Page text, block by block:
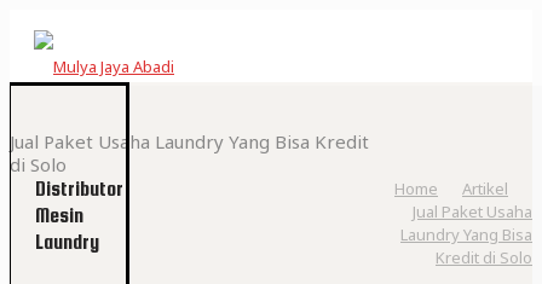
Jual Paket Usaha Laundry Yang Bisa Kredit
di Solo
Home
Artikel
Jual Paket Usaha
Laundry Yang Bisa
Kredit di Solo
Distributor
Mesin
Laundry